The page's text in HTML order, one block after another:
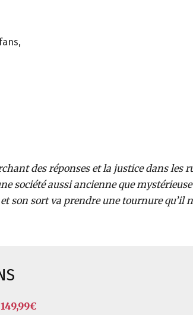
des réponses et la justice dans les
société aussi ancienne que
son sort va prendre une tournure qu’il